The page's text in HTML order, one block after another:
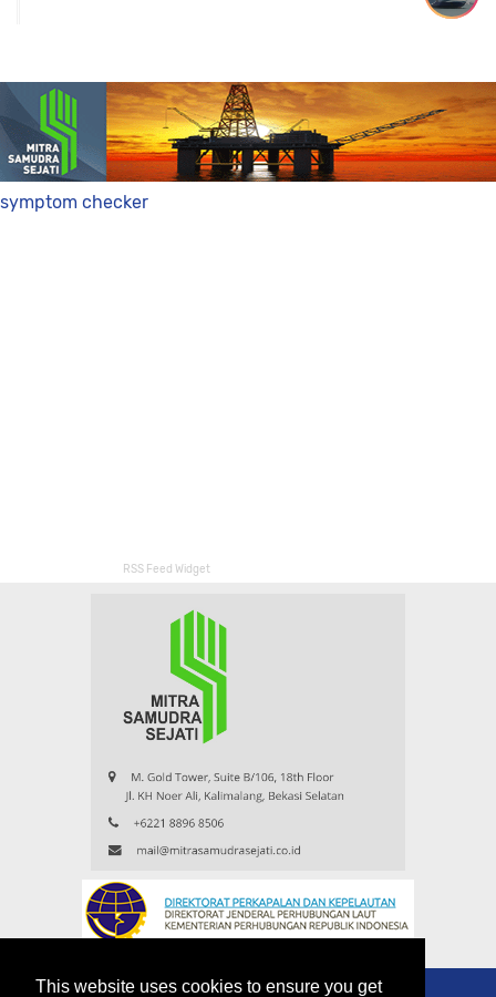
This website uses cookies to ensure you get
symptom checker
RSS Feed Widget